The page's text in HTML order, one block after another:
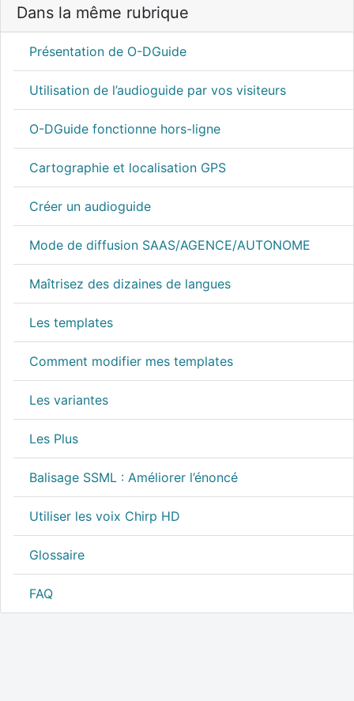
Dans la même rubrique
Présentation de O-DGuide
Utilisation de l’audioguide par vos visiteurs
O-DGuide fonctionne hors-ligne
Cartographie et localisation GPS
Créer un audioguide
Mode de diffusion SAAS/AGENCE/AUTONOME
Maîtrisez des dizaines de langues
Les templates
Comment modifier mes templates
Les variantes
Les Plus
Balisage SSML : Améliorer l’énoncé
Utiliser les voix Chirp HD
Glossaire
FAQ